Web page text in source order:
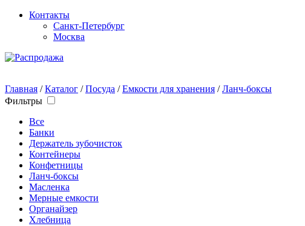
Контакты
Санкт-Петербург
Москва
Главная /Каталог /Посуда /Емкости для хранения /Ланч-боксы
Фильтры
Все
Банки
Держатель зубочисток
Контейнеры
Конфетницы
Ланч-боксы
Масленка
Мерные емкости
Органайзер
Хлебница